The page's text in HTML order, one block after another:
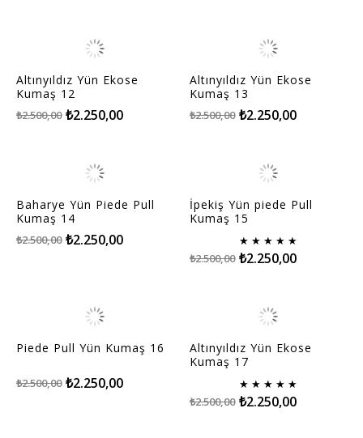
Altınyıldız Yün Ekose
Kumaş 12
₺2.250,00
₺2.500,00
Altınyıldız Yün Ekose
Kumaş 13
₺2.250,00
₺2.500,00
Baharye Yün Piede Pull
Kumaş 14
₺2.250,00
₺2.500,00
İpekiş Yün piede Pull
Kumaş 15
★ ★ ★ ★ ★
₺2.250,00
₺2.500,00
Piede Pull Yün Kumaş 16
₺2.250,00
₺2.500,00
Altınyıldız Yün Ekose
Kumaş 17
★ ★ ★ ★ ★
₺2.250,00
₺2.500,00